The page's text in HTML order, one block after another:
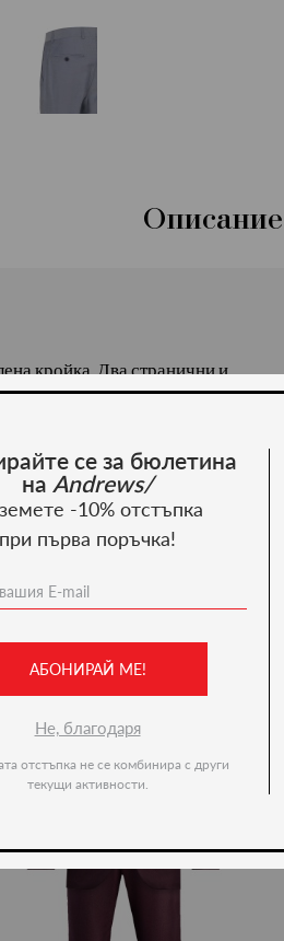
кройка. Два странични и
полиестер.
Ние
се за бюлетина
на Andrews/
-10% отстъпка
при първа поръчка!
АБОНИРАЙ МЕ!
Не, благодаря
отстъпка не се комбинира с други
текущи активности.